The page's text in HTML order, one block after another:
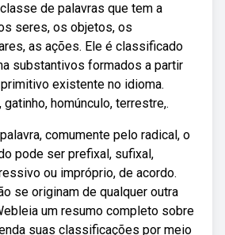
de palavras que tem a
seres, os objetos, os
as ações. Ele é classificado
substantivos formados a partir
existente no idioma.
homúnculo, terrestre,.
comumente pelo radical, o
pode ser prefixal, sufixal,
ou impróprio, de acordo.
se originam de qualquer outra
um resumo completo sobre
suas classificações por meio